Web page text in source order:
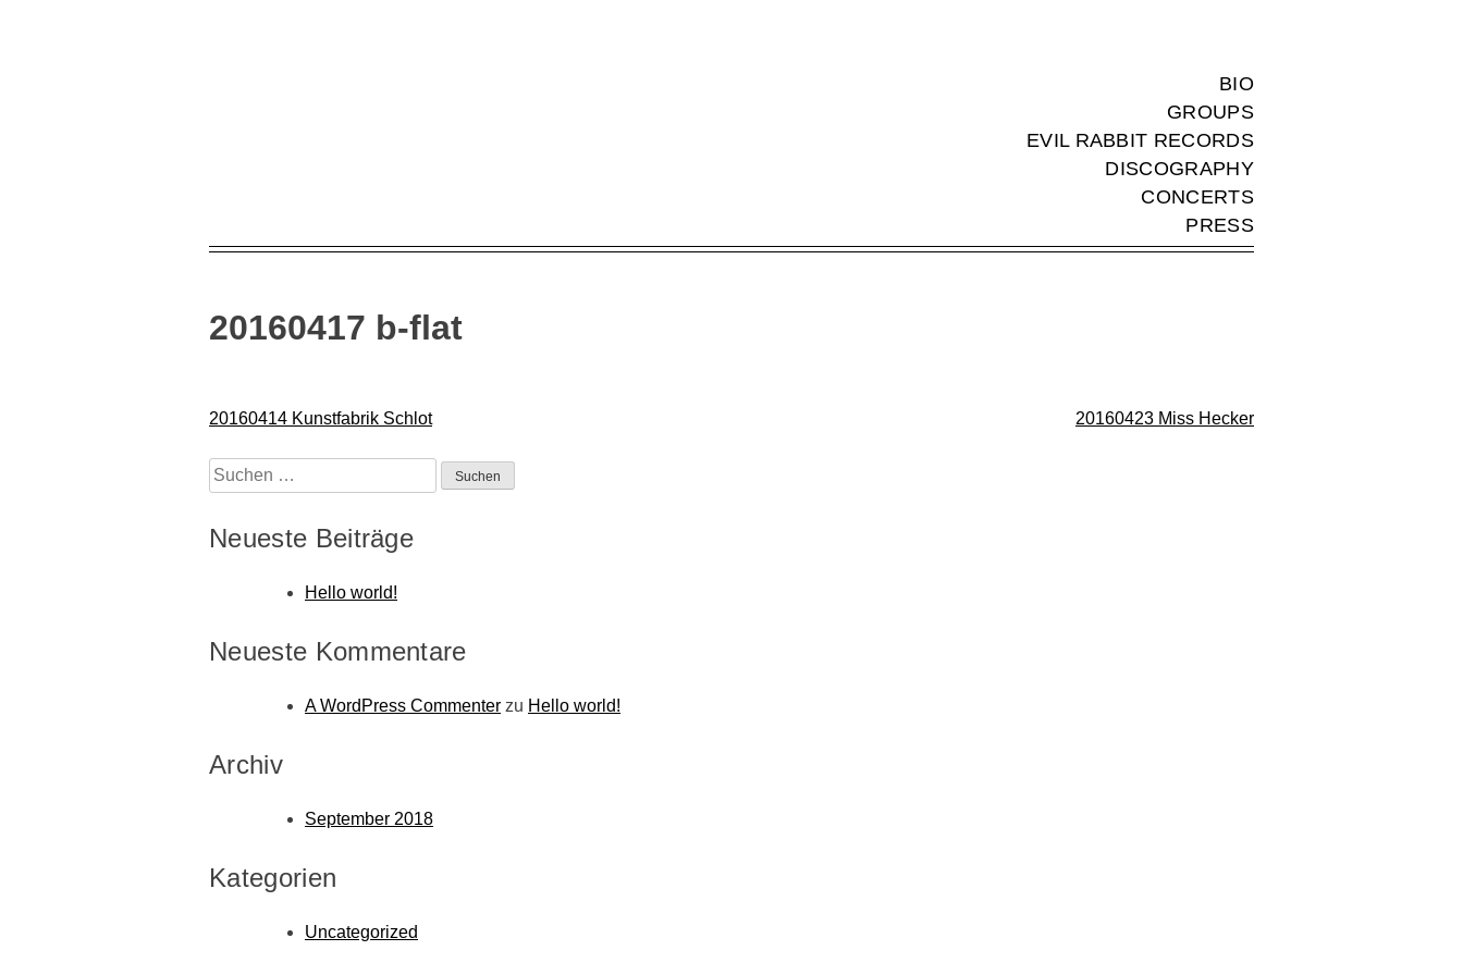
BIO
GROUPS
EVIL RABBIT RECORDS
DISCOGRAPHY
CONCERTS
PRESS
20160417 b-flat
Beitragsnavigation
20160414 Kunstfabrik Schlot 20160423 Miss Hecker
Suchen
nach:
Neueste Beiträge
Hello world!
Neueste Kommentare
A WordPress Commenter zu Hello world!
Archiv
September 2018
Kategorien
Uncategorized